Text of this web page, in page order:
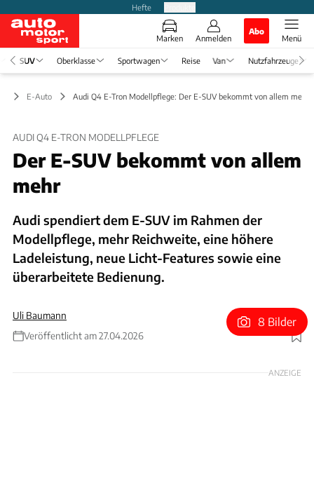
Hefte
Marken Anmelden
Abo
Menü
SUV Oberklasse Sportwagen Reise Van Nutzfahrzeuge
E-Auto Audi Q4 E-Tron Modellpflege: Der E-SUV bekommt von allem mehr
AUDI Q4 E-TRON MODELLPFLEGE
Der E-SUV bekommt von allem
mehr
Audi spendiert dem E-SUV im Rahmen der
Modellpflege, mehr Reichweite, eine höhere
Ladeleistung, neue Licht-Features sowie eine
überarbeitete Bedienung.
Uli Baumann
Veröffentlicht am 27.04.2026
Foto: Audi
8 Bilder
ANZEIGE